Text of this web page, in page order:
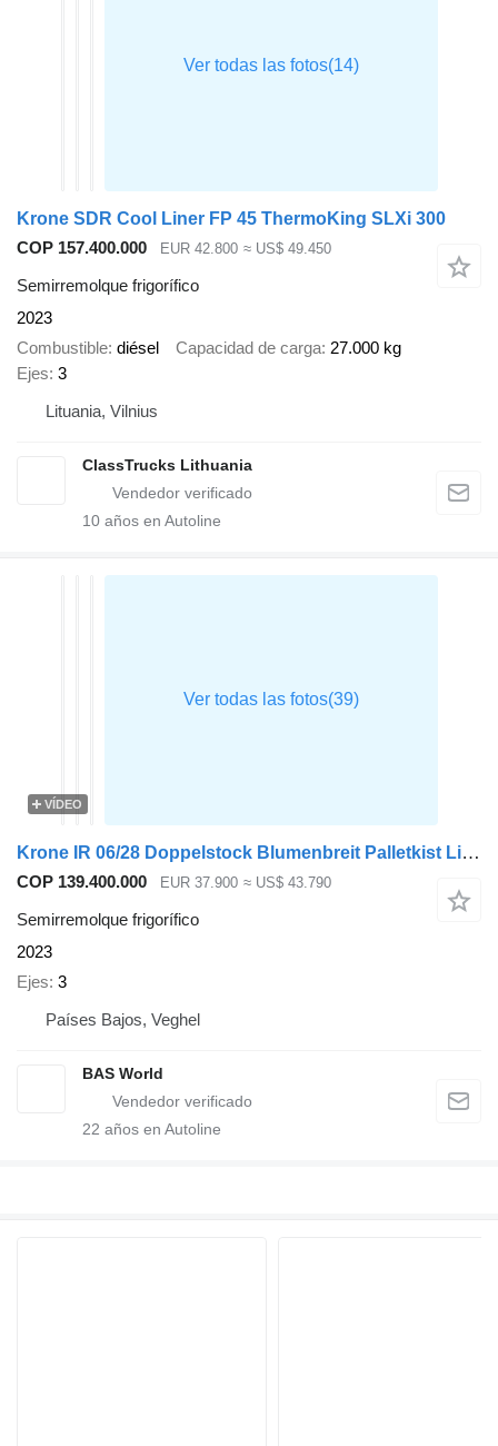
Krone SDR Cool Liner FP 45 ThermoKing SLXi 300
COP 157.400.000
EUR 42.800 ≈ US$ 49.450
Semirremolque frigorífico
2023
Combustible diésel Capacidad de carga 27.000 kg
Ejes 3
Lituania, Vilnius
ClassTrucks Lithuania
10 años en Autoline
VÍDEO
Krone IR 06/28 Doppelstock Blumenbreit Palletkist Lift Axle
COP 139.400.000 EUR 37.900 ≈ US$ 43.790
Semirremolque frigorífico
2023
Ejes 3
Países Bajos, Veghel
BAS World
22 años en Autoline